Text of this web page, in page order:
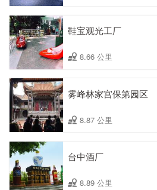
鞋宝观光工厂
8.66 公里
雾峰林家宫保第园区
8.87 公里
台中酒厂
8.89 公里